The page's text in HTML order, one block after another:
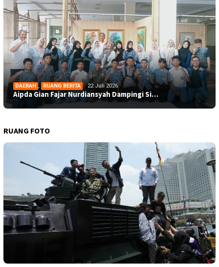
DAERAH , RUANG BERITA 22 Juli 2026
Aipda Gian Fajar Nurdiansyah Dampingi Si…
RUANG FOTO